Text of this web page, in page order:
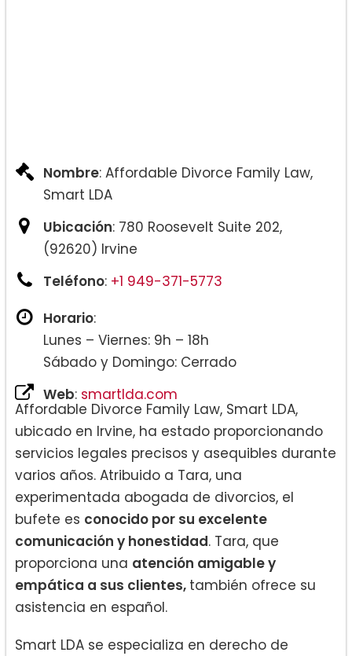
Nombre: Affordable Divorce Family Law,
Smart LDA
Ubicación: 780 Roosevelt Suite 202,
(92620) Irvine
Teléfono: +1 949-371-5773
Horario:
Lunes – Viernes: 9h – 18h
Sábado y Domingo: Cerrado
Web: smartlda.com
Affordable Divorce Family Law, Smart LDA,
ubicado en Irvine, ha estado proporcionando
servicios legales precisos y asequibles durante
varios años. Atribuido a Tara, una
experimentada abogada de divorcios, el
bufete es conocido por su excelente
comunicación y honestidad. Tara, que
proporciona una atención amigable y
empática a sus clientes, también ofrece su
asistencia en español.
Smart LDA se especializa en derecho de